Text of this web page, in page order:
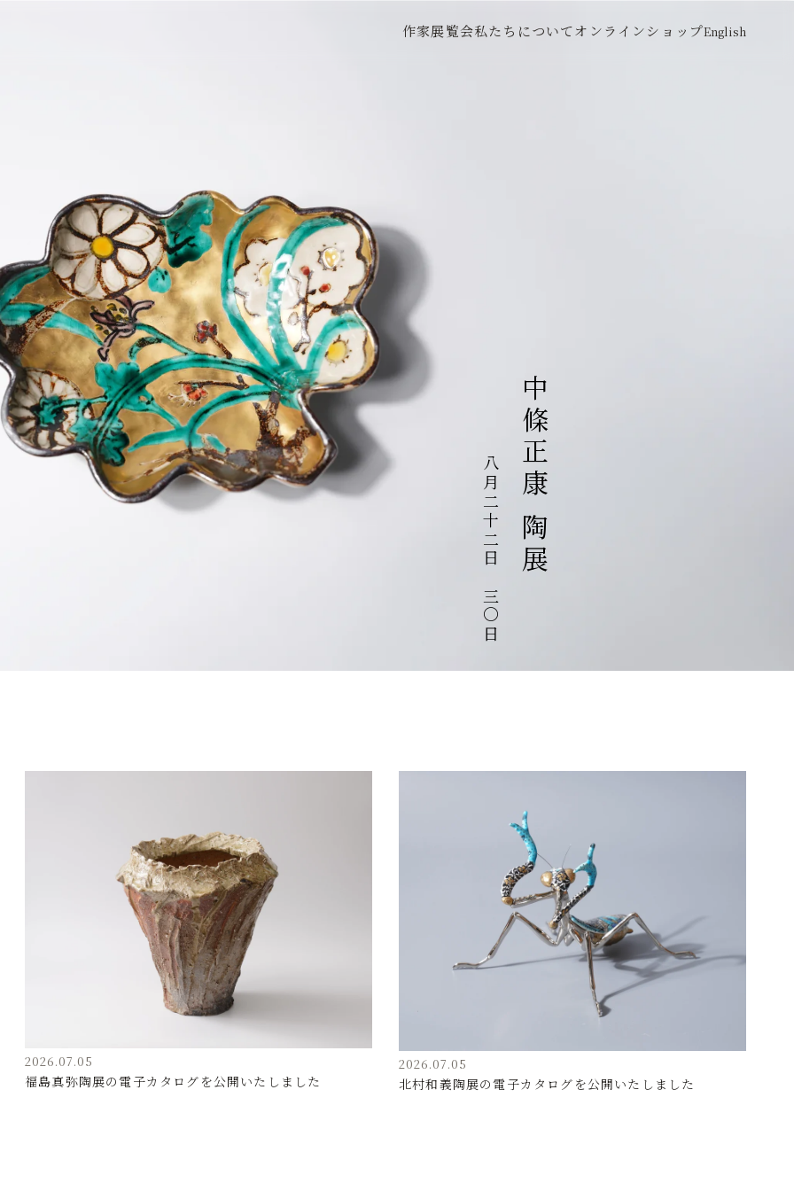
作家展覧会私たちについてオンラインショップEnglish
中條正康 陶展
八月二十二日～三〇日
2026.07.05
福島真弥陶展の電子カタログを公開いたしました
2026.07.05
北村和義陶展の電子カタログを公開いたしました